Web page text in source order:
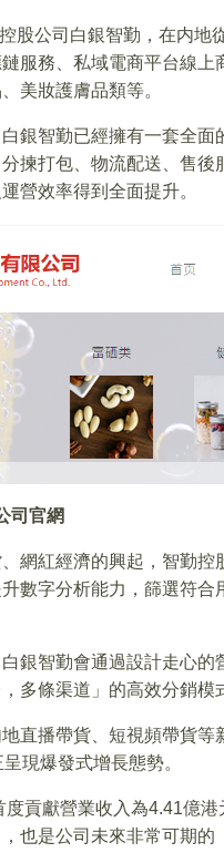
股公司白銀智勤，在内地
服務、私域電商平台線
美妝護膚品類等。
銀智勤已經擁有一套全
揀打包、物流配送、售
營效率得到全面提升。
司官網
網紅經濟的興起，智勤
數字分析能力，篩選符
銀智勤會通過設計走心
多條渠道」的高效分銷模
直播帶貨、短視頻帶貨
現爆發式增長態勢。
貢獻營業收入為4.41億
也是公司未來非常可期的